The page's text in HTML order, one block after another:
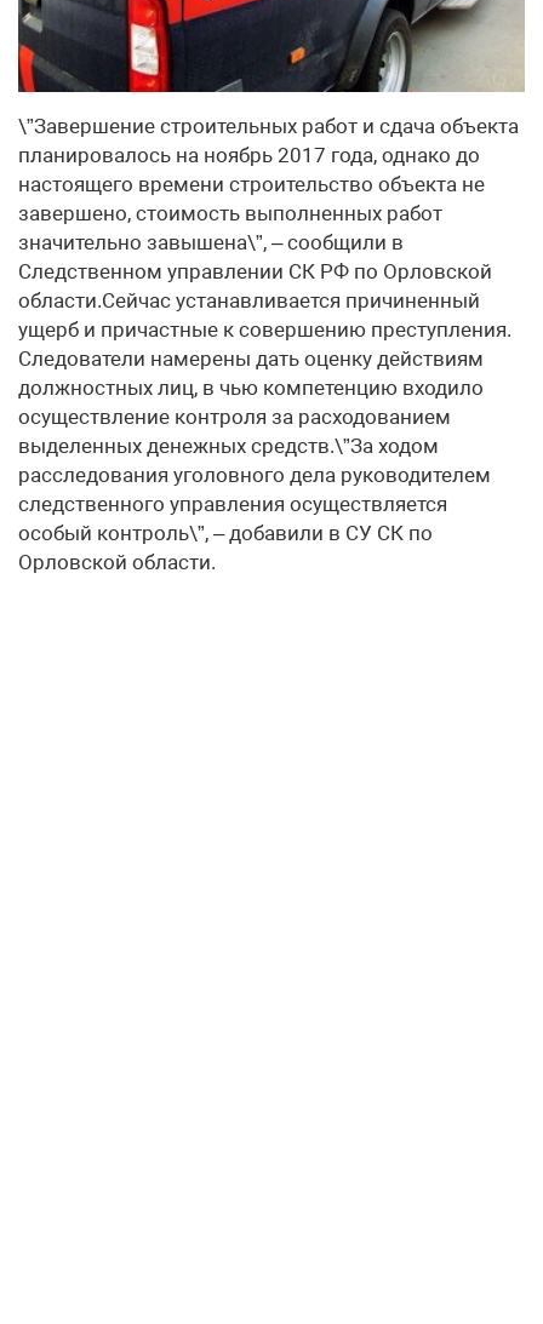
\”Завершение строительных работ и сдача объекта
планировалось на ноябрь 2017 года, однако до
настоящего времени строительство объекта не
завершено, стоимость выполненных работ
значительно завышена\”, – сообщили в
Следственном управлении СК РФ по Орловской
области.Сейчас устанавливается причиненный
ущерб и причастные к совершению преступления.
Следователи намерены дать оценку действиям
должностных лиц, в чью компетенцию входило
осуществление контроля за расходованием
выделенных денежных средств.\”За ходом
расследования уголовного дела руководителем
следственного управления осуществляется
особый контроль\”, – добавили в СУ СК по
Орловской области.